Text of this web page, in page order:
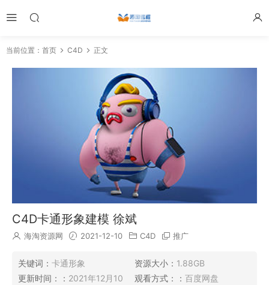
当前位置： 首页 C4D 正文
C4D卡通形象建模 徐斌
海淘资源网 2021-12-10 C4D 推广
关键词： 卡通形象 资源大小： 1.88GB
更新时间：： 2021年12月10
观看方式：： 百度网盘